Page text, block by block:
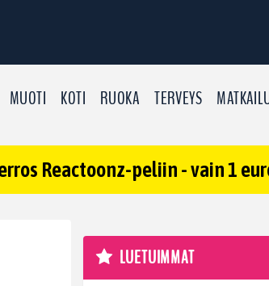
MUOTI KOTI RUOKA TERVEYS
Reactoonz-peliin - vain 1
LUETUIMMAT